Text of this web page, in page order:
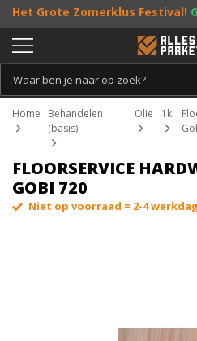
Het Grote Zomerklus Festival!
bestelling vanaf €25, entoffe
Persoonlijk & gratis advies:013 - 207
Home
Behandelen
(basis)
Olie 1k
FLOORSERVICE
GOBI 720
Niet op voorraad = 2-4